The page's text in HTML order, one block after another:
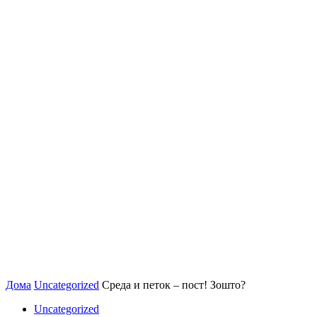
Дома Uncategorized Среда и петок – пост! Зошто?
Uncategorized